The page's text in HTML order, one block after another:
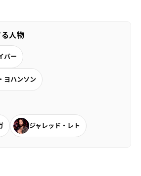
人物
バー
ヨハンソン
ジャレッド・レト